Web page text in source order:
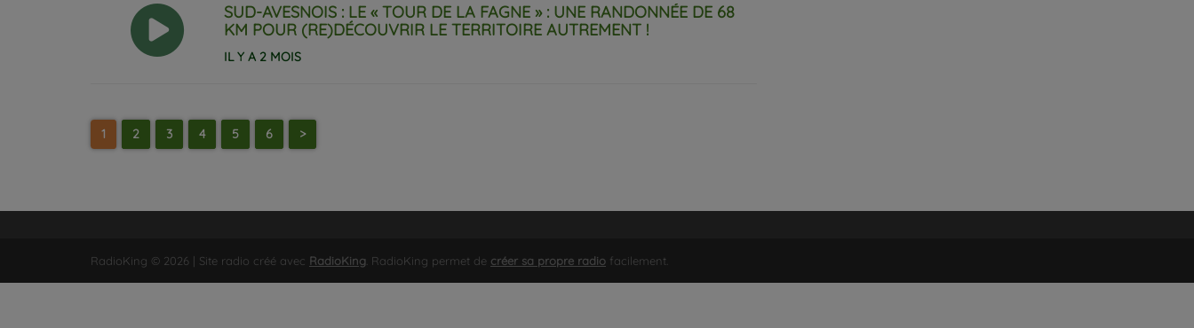
SUD-AVESNOIS : LE « TOUR DE LA FAGNE » : UNE RANDONNÉE DE 68
KM POUR (RE)DÉCOUVRIR LE TERRITOIRE AUTREMENT !
IL Y A 2 MOIS
1 2 3 4 5 6 >
RadioKing © 2026 | Site radio créé avec RadioKing . RadioKing permet de créer sa propre radio facilement.